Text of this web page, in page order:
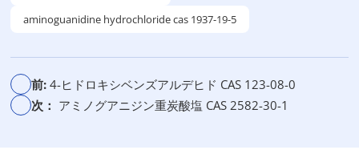
aminoguanidine hydrochloride cas 1937-19-5
前:4-ヒドロキシベンズアルデヒド CAS 123-08-0
次： アミノグアニジン重炭酸塩 CAS 2582-30-1